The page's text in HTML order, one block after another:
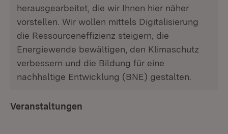
herausgearbeitet, die wir Ihnen hier näher
vorstellen. Wir wollen mittels Digitalisierung
die Ressourceneffizienz steigern, die
Energiewende bewältigen, den Klimaschutz
verbessern und die Bildung für eine
nachhaltige Entwicklung (BNE) gestalten.
Veranstaltungen